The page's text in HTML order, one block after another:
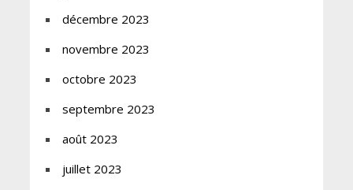
décembre 2023
novembre 2023
octobre 2023
septembre 2023
août 2023
juillet 2023